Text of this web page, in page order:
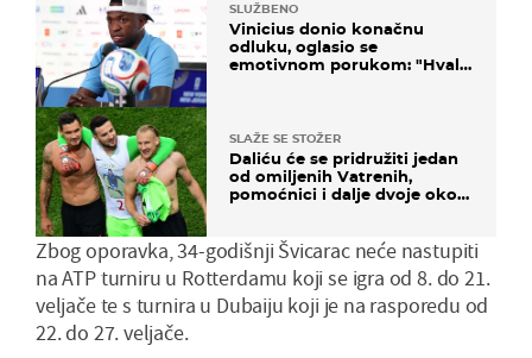
SLUŽBENO
Vinicius donio konačnu
odluku, oglasio se
emotivnom porukom: "Hvala
SLAŽE SE STOŽER
Daliću će se pridružiti jedan
od omiljenih Vatrenih,
pomoćnici i dalje dvoje oko
Zbog oporavka, 34-godišnji Švicarac neće nastupiti
na ATP turniru u Rotterdamu koji se igra od 8. do 21.
veljače te s turnira u Dubaiju koji je na rasporedu od
22. do 27. veljače.